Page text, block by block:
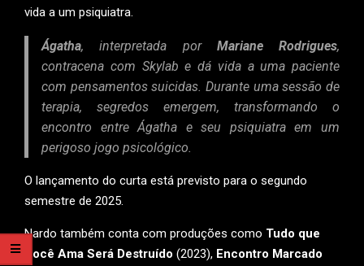
vida a um psiquiatra.
Ágatha, interpretada por Mariane Rodrigues,
contracena com Skylab e dá vida a uma paciente
com pensamentos suicidas. Durante uma sessão de
terapia, segredos emergem, transformando o
encontro entre Ágatha e seu psiquiatra em um
perigoso jogo psicológico.
O lançamento do curta está previsto para o segundo
semestre de 2025.
Nardo também conta com produções como Tudo que
Você Ama Será Destruído (2023), Encontro Marcado